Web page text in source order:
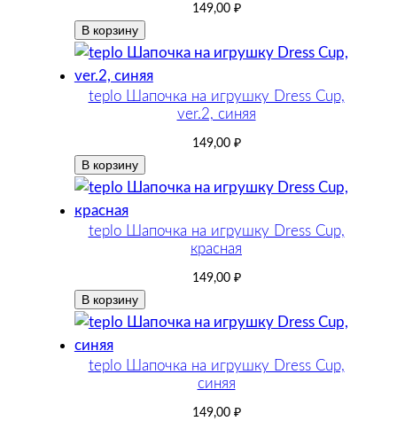
149,00 ₽
В корзину
teplo Шапочка на игрушку Dress Cup,
ver.2, синяя
149,00 ₽
В корзину
teplo Шапочка на игрушку Dress Cup,
красная
149,00 ₽
В корзину
teplo Шапочка на игрушку Dress Cup,
синяя
149,00 ₽